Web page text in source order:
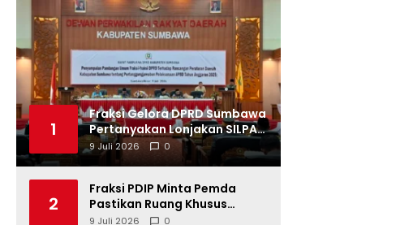
1
Fraksi Gelora DPRD Sumbawa
Pertanyakan Lonjakan SILPA
Tahun 2025
9 Juli 2026 0
2
Fraksi PDIP Minta Pemda
Pastikan Ruang Khusus
Produk UMKM Lokal di Ritel
9 Juli 2026 0